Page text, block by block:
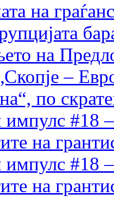
на
на
–
по
импулс #18
на
импулс #18
на